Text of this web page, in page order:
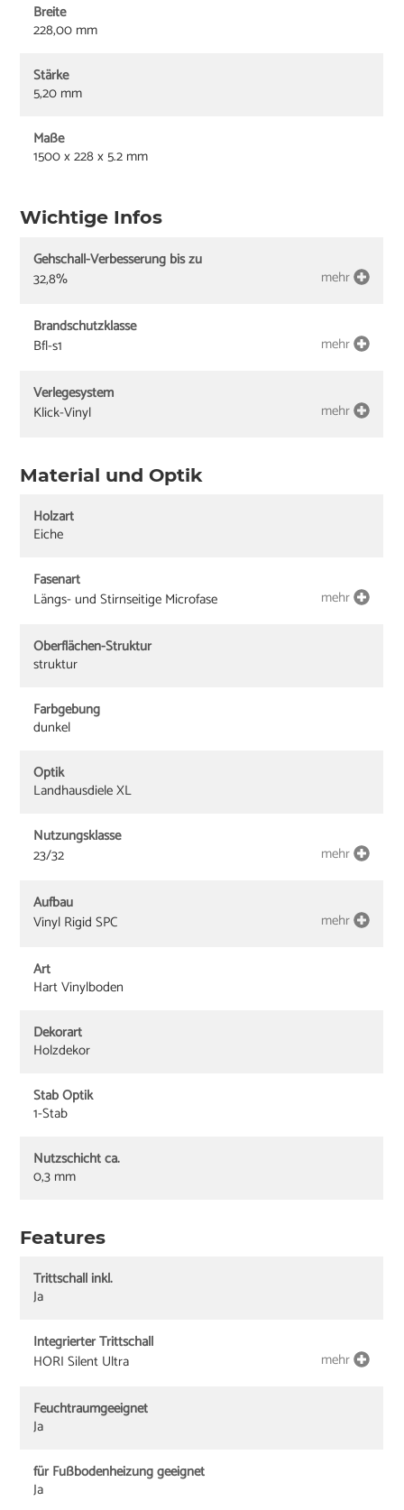
Breite
228,00 mm
Stärke
5,20 mm
Maße
1500 x 228 x 5.2 mm
Wichtige Infos
Gehschall-Verbesserung bis zu
32,8%
mehr
Brandschutzklasse
Bfl-s1
mehr
Verlegesystem
Klick-Vinyl
mehr
Material und Optik
Holzart
Eiche
Fasenart
Längs- und Stirnseitige Microfase
mehr
Oberflächen-Struktur
struktur
Farbgebung
dunkel
Optik
Landhausdiele XL
Nutzungsklasse
23/32
mehr
Aufbau
Vinyl Rigid SPC
mehr
Art
Hart Vinylboden
Dekorart
Holzdekor
Stab Optik
1-Stab
Nutzschicht ca.
0,3 mm
Features
Trittschall inkl.
Ja
Integrierter Trittschall
HORI Silent Ultra
mehr
Feuchtraumgeeignet
Ja
für Fußbodenheizung geeignet
Ja